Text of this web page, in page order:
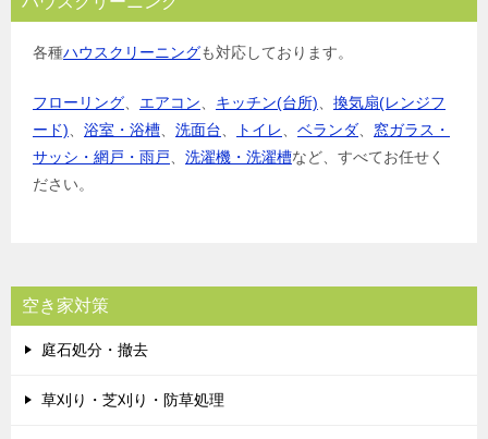
各種ハウスクリーニングも対応しております。
フローリング、 エアコン、 キッチン(台所)、 換気扇(レンジフ
ード)、 浴室・浴槽、 洗面台、 トイレ、 ベランダ、 窓ガラス・
サッシ・網戸・雨戸、 洗濯機・洗濯槽など、すべてお任せく
ださい。
空き家対策
庭石処分・撤去
草刈り・芝刈り・防草処理